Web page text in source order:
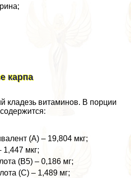
карпа
кладезь витаминов. В порции
(A) – 19,804 мкг;
1,447 мкг;
(B5) – 0,186 мг;
(C) – 1,489 мг;